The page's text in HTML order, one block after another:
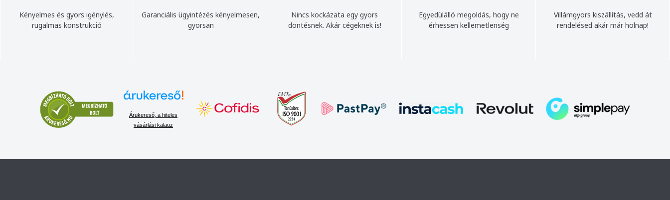
Kényelmes és gyors igénylés,
rugalmas konstrukció
Garanciális ügyintézés kényelmesen,
gyorsan
Nincs kockázata egy gyors
döntésnek. Akár cégeknek is!
Egyedülálló megoldás, hogy ne
érhessen kellemetlenség
Villámgyors kiszállítás, vedd át
rendelésed akár már holnap!
Árukereső, a hiteles
vásárlási kalauz